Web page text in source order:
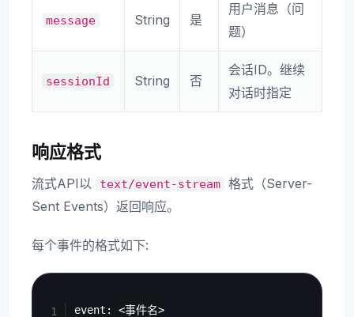
message String 是
用户消息（问
题）
sessionId String 否
会话ID。继续
对话时指定
响应格式
流式API以 text/event-stream 格式（Server-
Sent Events）返回响应。
每个事件的格式如下:
event: <事件名>